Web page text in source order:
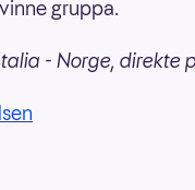
gruppa.
- Norge, direkte